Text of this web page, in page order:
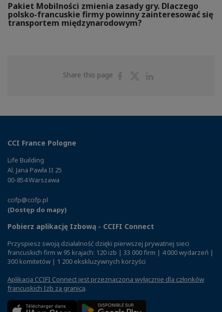
Pakiet Mobilności zmienia zasady gry. Dlaczego
polsko-francuskie firmy powinny zainteresować się
transportem międzynarodowym?
Share this page
ShareShare
CCI France Pologne
Life Building
Al. Jana Pawła II 25
00-854 Warszawa
ccifp@ccifp.pl
(Dostęp do mapy)
Pobierz aplikację Izbową - CCIFI Connect
Przyspiesz swoją działalność dzięki pierwszej prywatnej sieci
francuskich firm w 95 krajach: 120 izb | 33 000 firm | 4 000 wydarzeń |
300 komitetów | 1 200 ekskluzywnych korzyści
Aplikacja CCIFI Connect jest przeznaczona wyłącznie dla członków
francuskich Izb za granicą.